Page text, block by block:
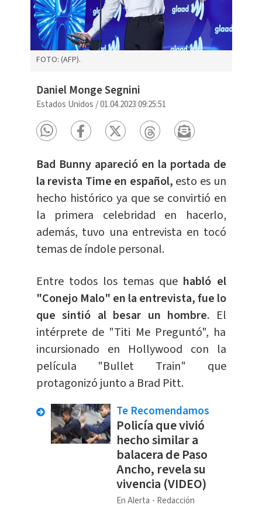
FOTO: (AFP).
Daniel Monge Segnini
Estados Unidos /01.04.2023 09:25:51
Bad Bunny apareció en la portada de
la revista Time en español, esto es un
hecho histórico ya que se convirtió en
la primera celebridad en hacerlo,
además, tuvo una entrevista en tocó
temas de índole personal.
Entre todos los temas que habló el
"Conejo Malo" en la entrevista, fue lo
que sintió al besar un hombre. El
intérprete de "Titi Me Preguntó", ha
incursionado en Hollywood con la
película "Bullet Train" que
protagonizó junto a Brad Pitt.
Te Recomendamos
Policía que vivió
hecho similar a
balacera de Paso
Ancho, revela su
vivencia (VIDEO)
En Alerta
Redacción